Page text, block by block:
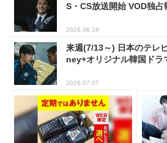
S・CS放送開始 VOD独占
2026.06.16
来週(7/13～) 日本のテレ
ney+オリジナル韓国ドラ
2026.07.07